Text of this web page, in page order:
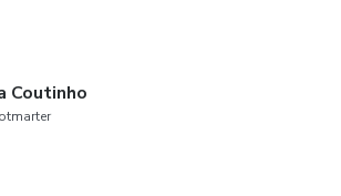
Coutinho